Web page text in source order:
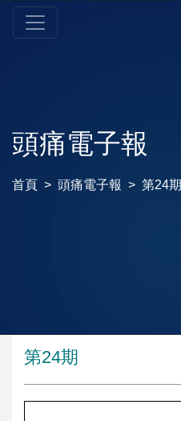
頭痛電子報
首頁 頭痛電子報 第24期
第24期